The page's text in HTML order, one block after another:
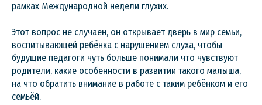
рамках Международной недели глухих.
Этот вопрос не случаен, он открывает дверь в мир семьи,
воспитывающей ребёнка с нарушением слуха, чтобы
будущие педагоги чуть больше понимали что чувствуют
родители, какие особенности в развитии такого малыша,
на что обратить внимание в работе с таким ребёнком и его
семьёй.